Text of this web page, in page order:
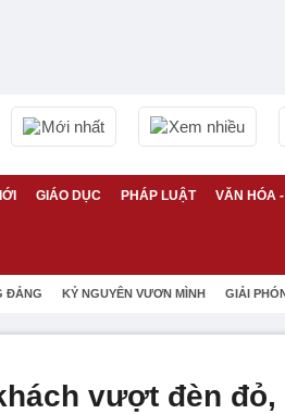
Mới nhất Xem nhiều
GIÁO DỤC PHÁP LUẬT VĂN HÓA -
ĐẢNG KỶ NGUYÊN VƯƠN MÌNH GIẢI
vượt đèn đỏ,